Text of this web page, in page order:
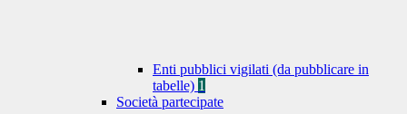
Enti pubblici vigilati (da pubblicare in
tabelle) 1
Società partecipate